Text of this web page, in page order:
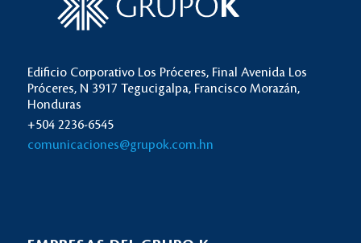
Edificio Corporativo Los Próceres, Final Avenida Los
Próceres, N 3917 Tegucigalpa, Francisco Morazán,
Honduras
+504 2236-6545
comunicaciones@grupok.com.hn